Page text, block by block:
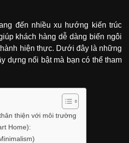
đến nhiều xu hướng kiến trúc
khách hàng dễ dàng biến ngôi
hiện thực. Dưới đây là những
dựng nổi bật mà bạn có thể tham
thiện với môi trường
Home):